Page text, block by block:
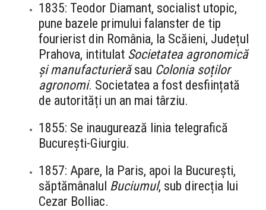
1835: Teodor Diamant, socialist utopic,
pune bazele primului falanster de tip
fourierist din România, la Scăieni, Județul
Prahova, intitulat Societatea agronomică
și manufacturierăsau Colonia soților
agronomi. Societatea a fost desființată
de autorități un an mai târziu.
1855: Se inaugurează linia telegrafică
București-Giurgiu.
1857: Apare, la Paris, apoi la București,
săptămânalul Buciumul, sub direcția lui
Cezar Bolliac.